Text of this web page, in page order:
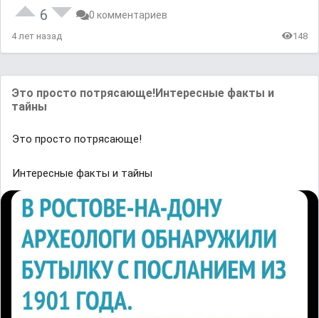
6 0 комментариев
4 лет назад 148
Это просто потрясающе!Интересные факты и
тайны
Это просто потрясающе!
Интересные факты и тайны